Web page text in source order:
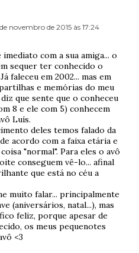
novembro de 2015 às 17:24
com a sua amiga... o
sequer ter conhecido o
faleceu em 2002... mas em
e memórias do meu
que sente que o conheceu
8 e ele com 5) conhecem
Luís.
deles temos falado da
acordo com a faixa etária e
"normal". Para eles o avô
conseguem vê-lo... afinal
que está no céu a
muito falar... principalmente
(aniversários, natal...), mas
feliz, porque apesar de
os meus pequenotes
<3